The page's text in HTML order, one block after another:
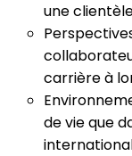
une
carrière à
de vie que